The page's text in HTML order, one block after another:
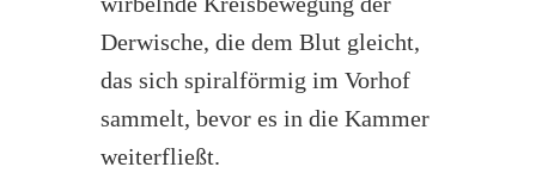
Derwische, die dem Blut gleicht,
das sich spiralförmig im Vorhof
sammelt, bevor es in die Kammer
weiterfließt.